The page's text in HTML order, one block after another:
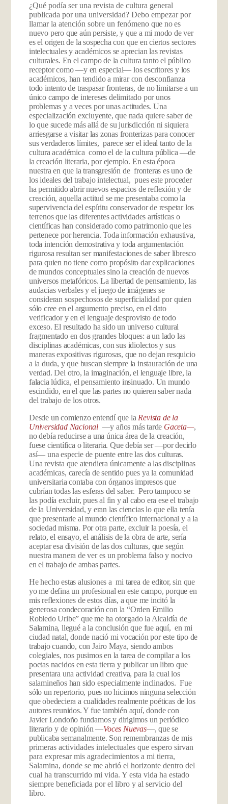
¿Qué podía ser una revista de cultura general
publicada por una universidad? Debo empezar por
llamar la atención sobre un fenómenoque no es
nuevo pero que aún persiste, y que a mi modo de ver
es el origen de la sospecha con que en ciertos sectores
intelectuales y académicos se aprecian las revistas
culturales. En el campo de la cultura tanto el público
receptor como —y en especial— los escritores y los
académicos, han tendido a mirar con desconfianza
todo intento de traspasar fronteras, de no limitarse a un
único campo de intereses delimitado por unos
problemas y a veces por unas actitudes. Una
especialización excluyente, que nada quiere saber de
lo que sucede más allá de su jurisdicción ni siquiera
arriesgarse a visitar las zonas fronterizas para conocer
sus verdaderos límites, parece ser el ideal tanto de la
cultura académica como el de la cultura públi­ca —de
la creación literaria, por ejemplo. En esta época
nuestra en que la transgresión de fronteras es uno de
los ideales del trabajo intelectual, pues este proceder
ha permitido abrir nuevos espacios de reflexión y de
creación, aquella actitud se me presentaba como la
supervivencia del espíritu conservador de respetar los
terrenos que las diferentes actividades artísticas o
científicas han considerado como patrimonio que les
pertenece por herencia. Toda información exhaustiva,
toda intención demostrativa y toda argumentación
rigurosa­ resultan ser manifestaciones de saber libresco
para quien no tiene como propósito dar explicaciones
de mundos conceptuales sino la creación de nuevos
universos metafóricos. La libertad de pensamiento, las
auda­cias verbales y el juego de imágenes se
consideran sospe­chosos de superficialidad por quien
sólo cree en el argumento preciso, en el dato
verificador y en el lengua­je desprovisto de todo
exceso. El resultado ha sido un universo cultural
fragmentado en dos grandes bloques: a un lado las
disciplinas académicas, con sus idiolectos y sus
maneras expositivas rigurosas, que no dejan resquicio
a la duda, y que buscan siempre la instauración de una
verdad. Del otro, la imaginación, el lenguaje libre, la
falacia lúdica, el pensamiento insinuado. Un mundo
escindido, en el que las partes no quieren saber nada
del trabajo de los otros.
Desde un comienzo entendí que la Revista de la
Universidad Nacional—y años más tarde Gaceta—,
no debía reducirse a una única área de la creación,
fuese científica o literaria. Que debía ser —por decirlo
así— una especie de puente entre las dos culturas.
Una revista que atendiera únicamente a las disciplinas
académicas, carecía de sentido pues ya la comunidad
universitaria contaba con órganos impresos que
cubrían todas las esferas del saber. Pero tampoco se
las podía excluir, pues al fin y al cabo era ese el trabajo
de la Universidad, y eran las ciencias lo que ella tenía
que presentarle al mundo científico internacional y a la
sociedad misma. Por otra parte, excluir la poesía, el
relato, el ensayo, el análisis de la obra de arte, sería
aceptar esa división de las dos culturas, que según
nuestra manera de ver es un problema falso y nocivo
en el trabajo de ambas partes.
He hecho estas alusiones a mi tarea de editor, sin que
yo me defina un profesional en este campo, porque en
mis reflexiones de estos días, a que me incitó la
generosa condecoración con la “Orden Emilio
Robledo Uribe” que me ha otorgado la Alcaldía de
Salamina, llegué a la conclusión que fue aquí, en mi
ciudad natal, donde nació mi vocación por este tipo de
trabajo cuando, con Jairo Maya, siendo ambos
colegiales, nos pusimos en la tarea de compilar a los
poetas nacidos en esta tierra y publicar un libro que
presentara una actividad creativa, para la cual los
salamineños han sido especialmente inclinados. Fue
sólo un repertorio, pues no hicimos ninguna selección
que obedeciera a cualidades realmente poéticas de los
autores reunidos. Y fue también aquí, donde con
Javier Londoño fundamos y dirigimos un periódico
literario y de opinión—Voces Nuevas—, que se
publicaba semanalmente. Sonremembranzas de mis
primeras actividades intelectuales que espero sirvan
para expresar mis agradecimientos a mi tierra,
Salamina, donde se me abrió el horizonte dentro del
cual ha transcurrido mi vida. Y esta vida ha estado
siempre beneficiada por el libro y al servicio del
libro.